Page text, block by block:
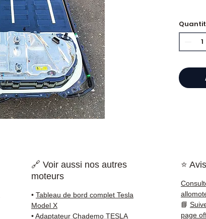
⭐
🇫🇷 e
✅
🔗 Voir aussi nos autres
moteurs
• Tableau de bord complet Tesla
Model X
•Adaptateur Chademo TESLA
⭐
📘
page